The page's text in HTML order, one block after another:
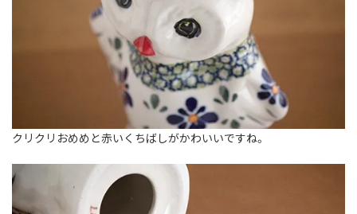
クリクリおめめと赤いくちばしがかわいいですね。